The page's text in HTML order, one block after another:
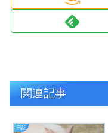
関連記事
日記